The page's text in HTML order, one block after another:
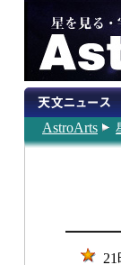
AstroArts